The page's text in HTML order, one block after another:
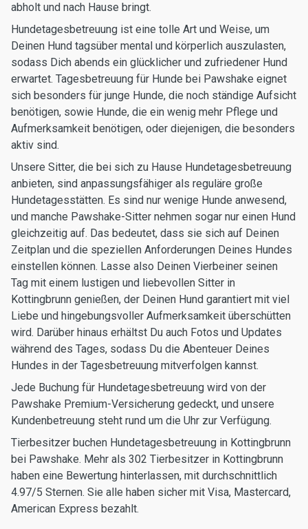
abholt und nach Hause bringt.
Hundetagesbetreuung ist eine tolle Art und Weise, um
Deinen Hund tagsüber mental und körperlich auszulasten,
sodass Dich abends ein glücklicher und zufriedener Hund
erwartet. Tagesbetreuung für Hunde bei Pawshake eignet
sich besonders für junge Hunde, die noch ständige Aufsicht
benötigen, sowie Hunde, die ein wenig mehr Pflege und
Aufmerksamkeit benötigen, oder diejenigen, die besonders
aktiv sind.
Unsere Sitter, die bei sich zu Hause Hundetagesbetreuung
anbieten, sind anpassungsfähiger als reguläre große
Hundetagesstätten. Es sind nur wenige Hunde anwesend,
und manche Pawshake-Sitter nehmen sogar nur einen Hund
gleichzeitig auf. Das bedeutet, dass sie sich auf Deinen
Zeitplan und die speziellen Anforderungen Deines Hundes
einstellen können. Lasse also Deinen Vierbeiner seinen
Tag mit einem lustigen und liebevollen Sitter in
Kottingbrunn genießen, der Deinen Hund garantiert mit viel
Liebe und hingebungsvoller Aufmerksamkeit überschütten
wird. Darüber hinaus erhältst Du auch Fotos und Updates
während des Tages, sodass Du die Abenteuer Deines
Hundes in der Tagesbetreuung mitverfolgen kannst.
Jede Buchung für Hundetagesbetreuung wird von der
Pawshake Premium-Versicherung gedeckt, und unsere
Kundenbetreuung steht rund um die Uhr zur Verfügung.
Tierbesitzer buchen Hundetagesbetreuung in Kottingbrunn
bei Pawshake. Mehr als 302 Tierbesitzer in Kottingbrunn
haben eine Bewertung hinterlassen, mit durchschnittlich
4.97/5 Sternen. Sie alle haben sicher mit Visa, Mastercard,
American Express bezahlt.